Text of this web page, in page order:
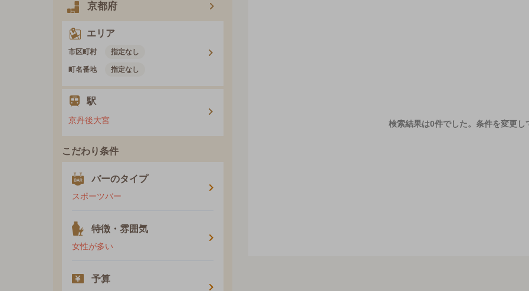
京都府
エリア
市区町村 指定なし
町名番地 指定なし
駅
京丹後大宮
こだわり条件
バーのタイプ
スポーツバー
特徴・雰囲気
女性が多い
予算
検索結果は0件でした。 条件を変更し